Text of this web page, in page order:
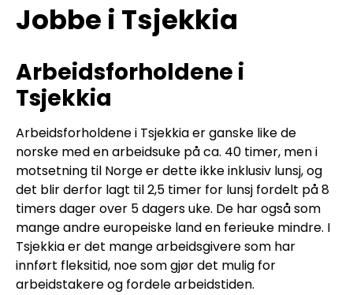
Jobbe i Tsjekkia
Arbeidsforholdene i
Tsjekkia
Arbeidsforholdene i Tsjekkia er ganske like de
norske med en arbeidsuke på ca. 40 timer, men i
motsetning til Norge er dette ikke inklusiv lunsj, og
det blir derfor lagt til 2,5 timer for lunsj fordelt på 8
timers dager over 5 dagers uke. De har også som
mange andre europeiske land en ferieuke mindre. I
Tsjekkia er det mange arbeidsgivere som har
innført fleksitid, noe som gjør det mulig for
arbeidstakere og fordele arbeidstiden.